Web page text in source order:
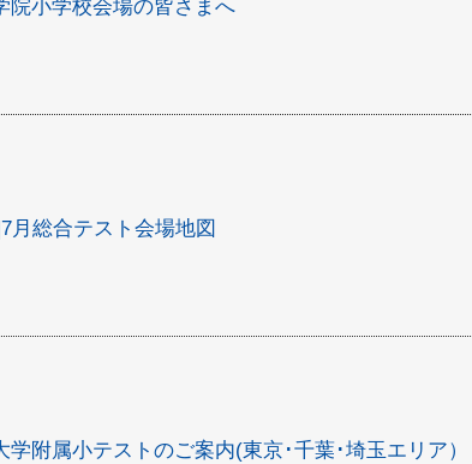
院小学校会場の皆さまへ
月総合テスト会場地図
附属小テストのご案内(東京･千葉･埼玉エリア）